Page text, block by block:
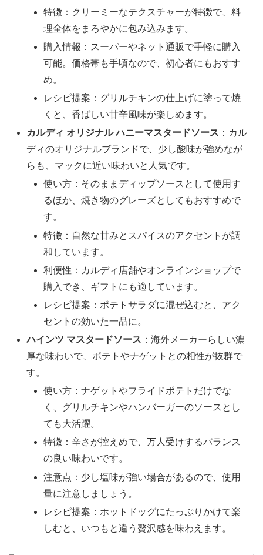
特徴：クリーミーなテクスチャーが特徴で、料
理全体をまろやかに包み込みます。
購入情報：スーパーやネット通販で手軽に購入
可能。価格帯も手頃なので、初心者にもおすす
め。
レシピ提案：グリルチキンの仕上げに塗って焼
くと、香ばしい甘辛風味が楽しめます。
カルディ オリジナル ハニーマスタードソース ：カル
ディのオリジナルブランドで、少し酸味が強めなが
らも、マックに近い味わいと人気です。
使い方：そのままディップソースとして使用す
るほか、焼き物のグレーズとしてもおすすめで
す。
特徴：自然な甘みとスパイスのアクセントが調
和しています。
利便性：カルディ店舗やオンラインショップで
購入でき、ギフトにも適しています。
レシピ提案：ポテトサラダに混ぜ込むと、アク
セントの効いた一品に。
ハインツ マスタードソース ：海外メーカーらしい濃
厚な味わいで、ポテトやナゲットとの相性が抜群で
す。
使い方：ナゲットやフライドポテトだけでな
く、グリルチキンやハンバーガーのソースとし
ても大活躍。
特徴：辛さが控えめで、万人受けするバランス
の良い味わいです。
注意点：少し塩味が強い場合があるので、使用
量に注意しましょう。
レシピ提案：ホットドッグにたっぷりかけて楽
しむと、いつもと違う贅沢感を味わえます。